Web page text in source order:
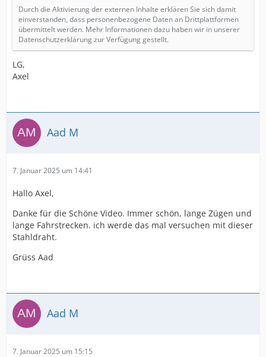
Durch die Aktivierung der externen Inhalte erklären Sie sich damit
einverstanden, dass personenbezogene Daten an Drittplattformen
übermittelt werden. Mehr Informationen dazu haben wir in unserer
Datenschutzerklärung zur Verfügung gestellt.
LG,
Axel
Aad M
7. Januar 2025 um 14:41
Hallo Axel,
Danke für die Schöne Video. Immer schön, lange Zügen und
lange Fahrstrecken. ich werde das mal versuchen mit dieser
Stahldraht.
Grüss Aad
Aad M
7. Januar 2025 um 15:15